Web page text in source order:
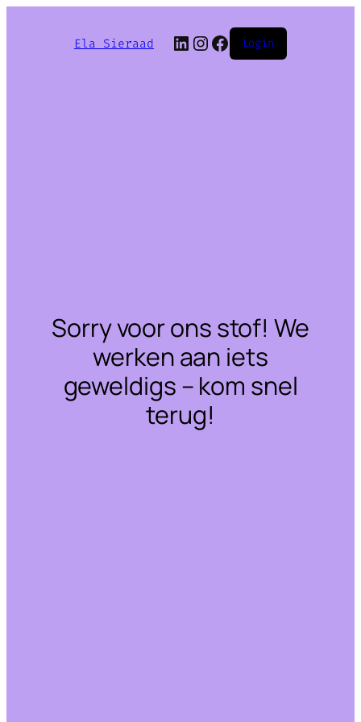
Ela Sieraad LinkedIn
Instagram
Facebook
Login
Sorry voor ons stof! We
werken aan iets
geweldigs – kom snel
terug!